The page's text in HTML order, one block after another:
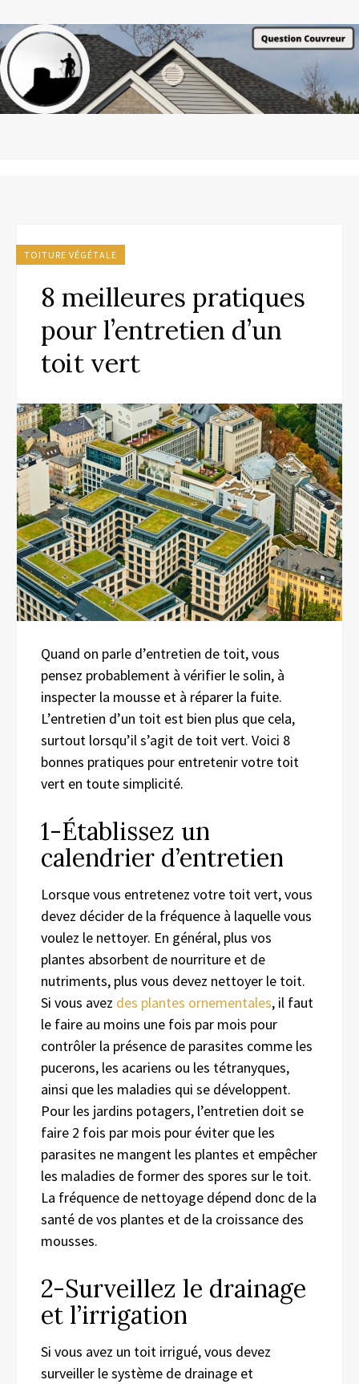
TOITURE VÉGÉTALE
8 meilleures pratiques
pour l’entretien d’un
toit vert
Quand on parle d’entretien de toit, vous
pensez probablement à vérifier le solin, à
inspecter la mousse et à réparer la fuite.
L’entretien d’un toit est bien plus que cela,
surtout lorsqu’il s’agit de toit vert. Voici 8
bonnes pratiques pour entretenir votre toit
vert en toute simplicité.
1-Établissez un
calendrier d’entretien
Lorsque vous entretenez votre toit vert, vous
devez décider de la fréquence à laquelle vous
voulez le nettoyer. En général, plus vos
plantes absorbent de nourriture et de
nutriments, plus vous devez nettoyer le toit.
Si vous avez des plantes ornementales, il faut
le faire au moins une fois par mois pour
contrôler la présence de parasites comme les
pucerons, les acariens ou les tétranyques,
ainsi que les maladies qui se développent.
Pour les jardins potagers, l’entretien doit se
faire 2 fois par mois pour éviter que les
parasites ne mangent les plantes et empêcher
les maladies de former des spores sur le toit.
La fréquence de nettoyage dépend donc de la
santé de vos plantes et de la croissance des
mousses.
2-Surveillez le drainage
et l’irrigation
Si vous avez un toit irrigué, vous devez
surveiller lesystème de drainage et